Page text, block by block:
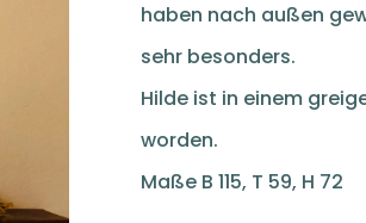
haben nach außen
sehr besonders.
Hilde ist in einem
worden.
Maße B 115, T 59, H 72